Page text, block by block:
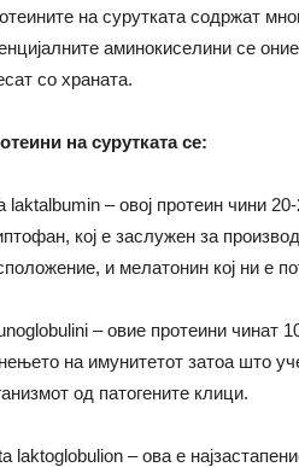
на сурутката содржат
аминокиселини се
со храната.
на сурутката се:
laktalbumin – овој протеин чини
кој е заслужен за
и мелатонин кој ни е
– овие протеини чинат
на имунитетот затоа што
од патогените клици.
laktoglobulion – ова е